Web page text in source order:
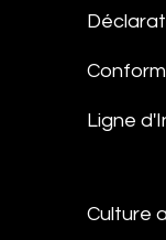
Ligne
Culture